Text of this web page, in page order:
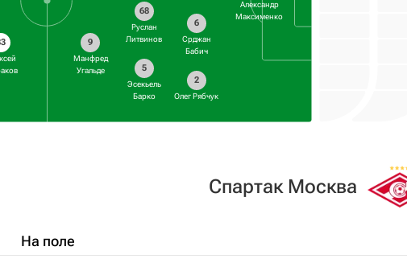
Александр
Максименко
6
Срджан
Бабич
2
Олег Рябчук
68
Руслан
Литвинов
5
Эсекьель
Барко
9
Манфред
Угальде
На поле
Спартак Москва